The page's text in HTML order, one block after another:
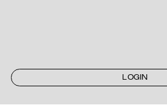
LOGIN